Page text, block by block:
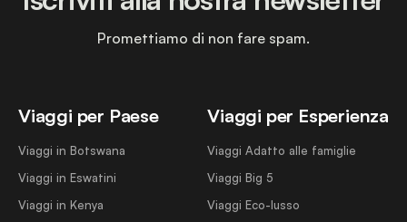
Viaggi per Paese
Viaggi in Botswana
Viaggi in Eswatini
Viaggi in Kenya
Viaggi per Esperienza
Viaggi Adatto alle famiglie
Viaggi Big 5
Viaggi Eco-lusso
Promettiamo di non fare spam.